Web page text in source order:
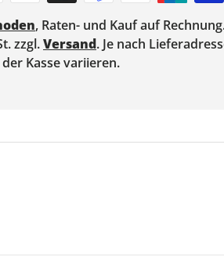
, Raten- und Kauf auf
zzgl.Versand. Je nach
Kasse variieren.